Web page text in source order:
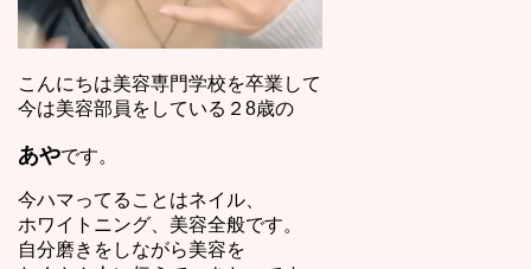
こんにちは美容専門学校を卒業して
今は美容部員をしている２8歳の
あやです。
今ハマってることはネイル、
ホワイトニング、美容全般です。
自分磨きをしながら美容を